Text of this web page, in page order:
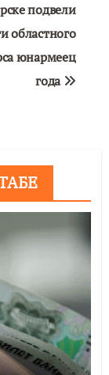
подвели
областного
юнармеец
года